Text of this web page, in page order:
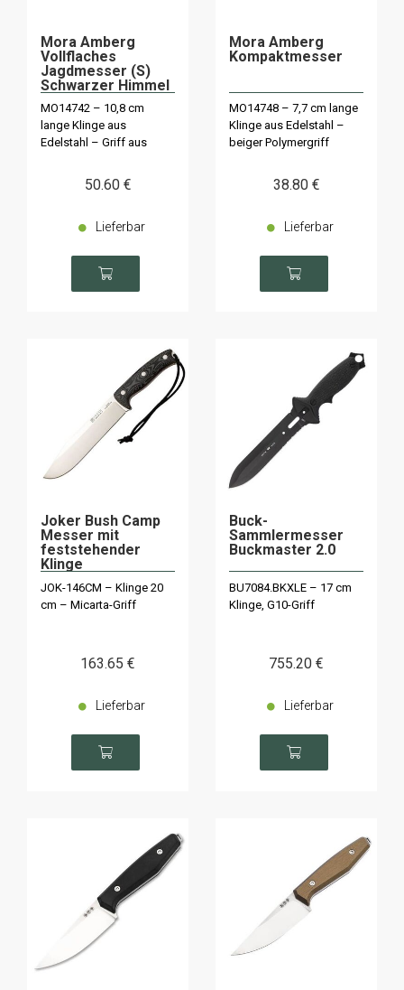
Mora Amberg
Vollflaches
Jagdmesser (S)
Schwarzer Himmel
MO14742 – 10,8 cm
lange Klinge aus
Edelstahl – Griff aus
50.60 €
Lieferbar
Mora Amberg
Kompaktmesser
MO14748 – 7,7 cm lange
Klinge aus Edelstahl –
beiger Polymergriff
38.80 €
Lieferbar
Joker Bush Camp
Messer mit
feststehender
Klinge
JOK-146CM – Klinge 20
cm – Micarta-Griff
163.65 €
Lieferbar
Buck-
Sammlermesser
Buckmaster 2.0
BU7084.BKXLE – 17 cm
Klinge, G10-Griff
755.20 €
Lieferbar